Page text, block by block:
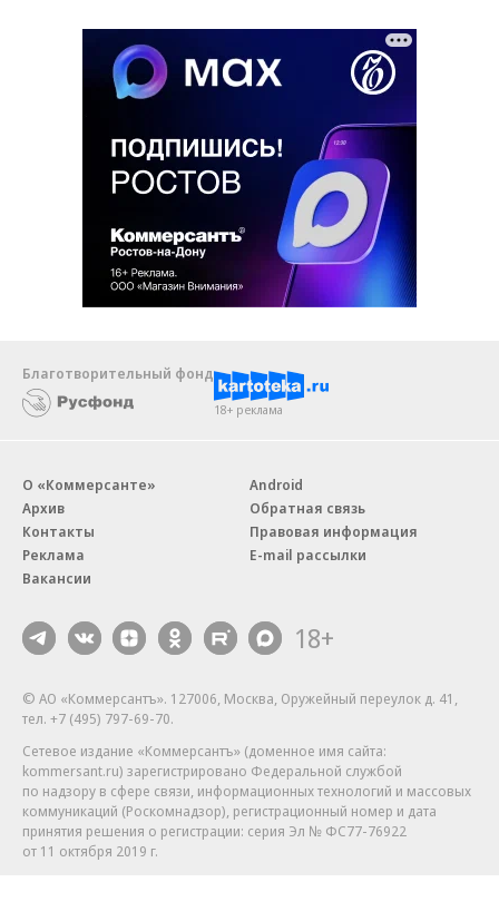
Благотворительный фонд
18+ реклама
О «Коммерсанте»
Архив
Контакты
Реклама
Вакансии
Android
Обратная связь
Правовая информация
E-mail рассылки
18+
© АО «Коммерсантъ». 127006, Москва, Оружейный переулок д. 41,
тел. +7 (495) 797-69-70.
Сетевое издание «Коммерсантъ» (доменное имя сайта:
kommersant.ru) зарегистрировано Федеральной службой
по надзору в сфере связи, информационных технологий и массовых
коммуникаций (Роскомнадзор), регистрационный номер и дата
принятия решения о регистрации: серия Эл № ФС77-76922
от 11 октября 2019 г.